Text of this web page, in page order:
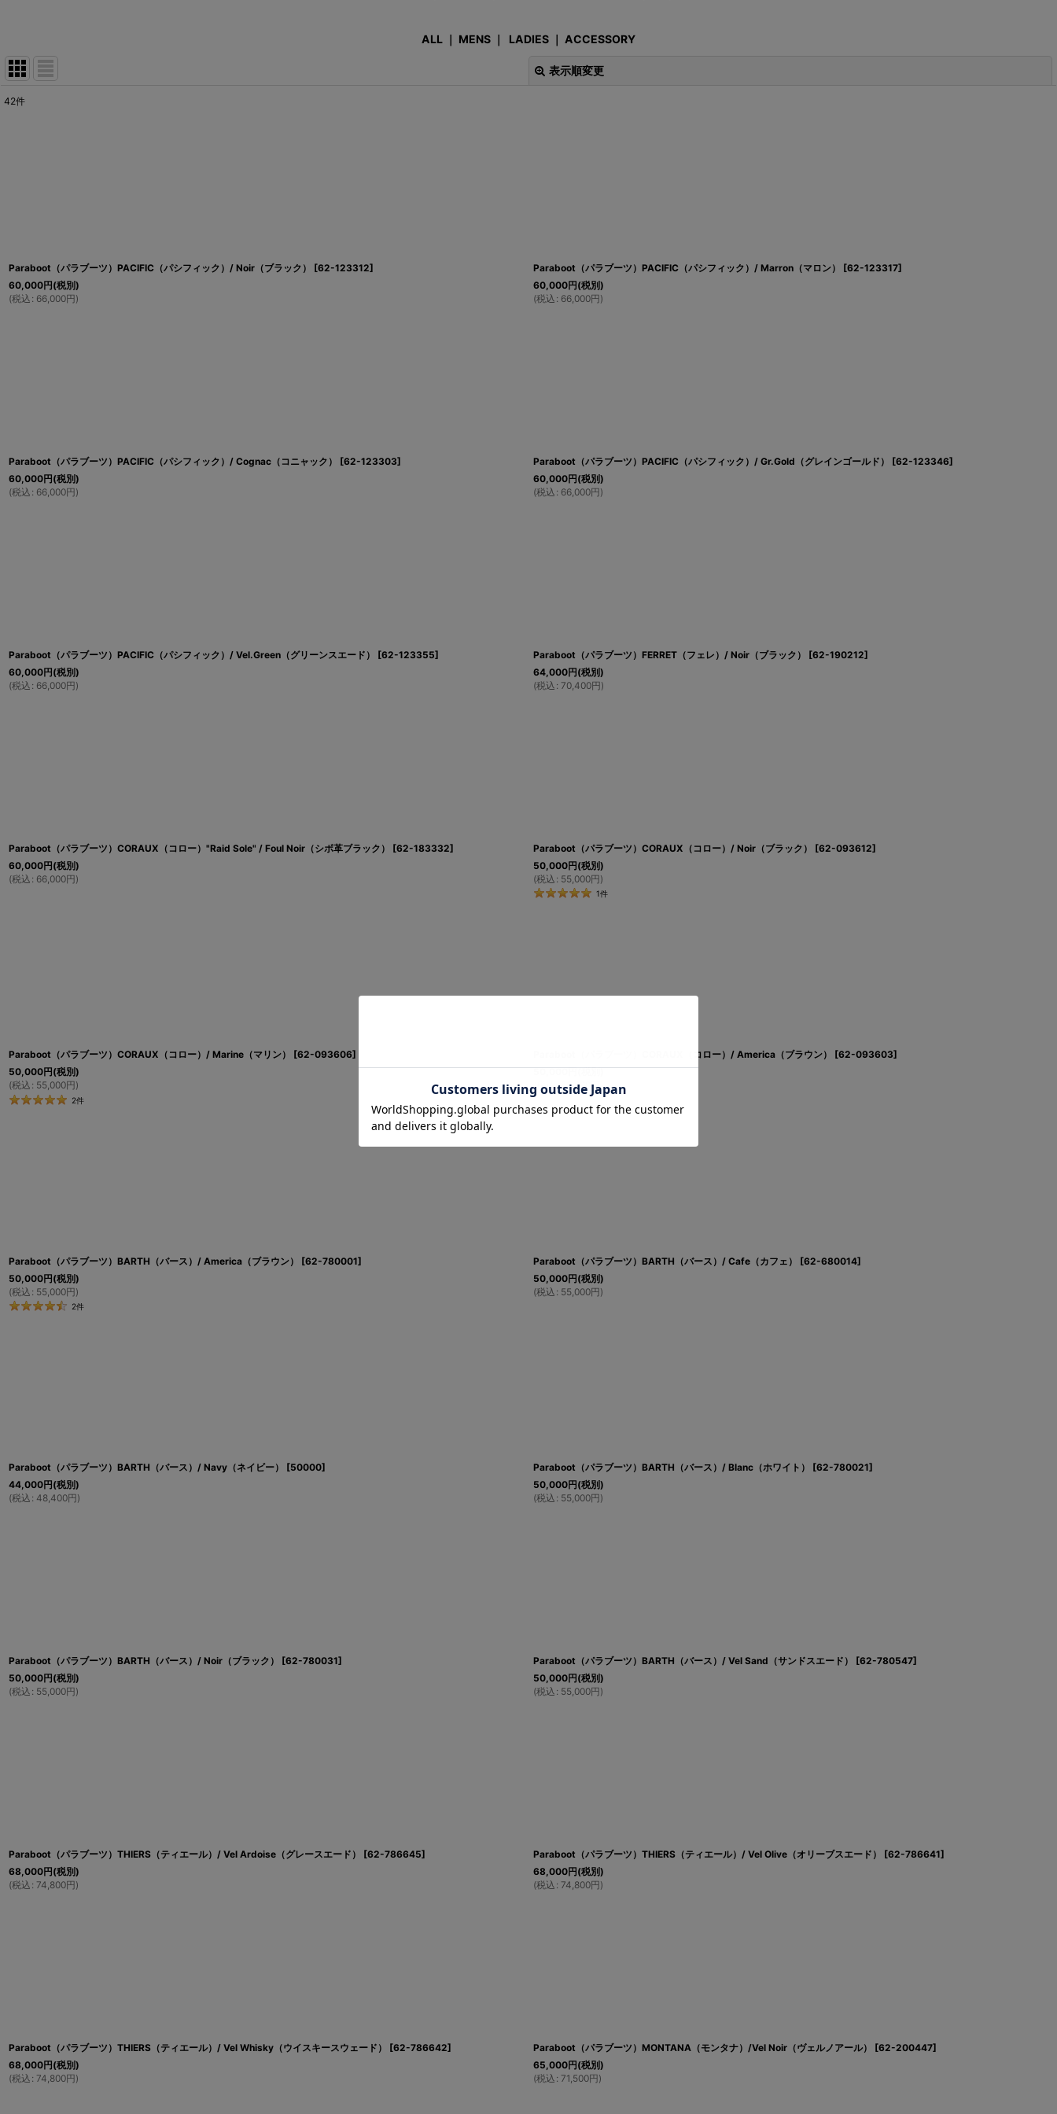
ALL ｜ MENS ｜ LADIES ｜ ACCESSORY
表示順変更
42件
Paraboot（パラブーツ）PACIFIC（パシフィック）/ Noir（ブラック） [62-123312]
60,000円(税別)
(税込 : 66,000円)
Paraboot（パラブーツ）PACIFIC（パシフィック）/ Marron（マロン） [62-123317]
60,000円(税別)
(税込 : 66,000円)
Paraboot（パラブーツ）PACIFIC（パシフィック）/ Cognac（コニャック） [62-123303]
60,000円(税別)
(税込 : 66,000円)
Paraboot（パラブーツ）PACIFIC（パシフィック）/ Gr.Gold（グレインゴールド） [62-123346]
60,000円(税別)
(税込 : 66,000円)
Paraboot（パラブーツ）PACIFIC（パシフィック）/ Vel.Green（グリーンスエード） [62-123355]
60,000円(税別)
(税込 : 66,000円)
Paraboot（パラブーツ）FERRET（フェレ）/ Noir（ブラック） [62-190212]
64,000円(税別)
(税込 : 70,400円)
Paraboot（パラブーツ）CORAUX（コロー）"Raid Sole" / Foul Noir（シボ革ブラック） [62-183332]
60,000円(税別)
(税込 : 66,000円)
Paraboot（パラブーツ）CORAUX（コロー）/ Noir（ブラック） [62-093612]
50,000円(税別)
(税込 : 55,000円)
1件
Paraboot（パラブーツ）CORAUX（コロー）/ Marine（マリン） [62-093606]
50,000円(税別)
(税込 : 55,000円)
2件
Paraboot（パラブーツ）CORAUX（コロー）/ America（ブラウン） [62-093603]
50,000円(税別)
( 税込: 55,000 円)
Paraboot（パラブーツ）BARTH（バース）/ America（ブラウン） [62-780001]
50,000円(税別)
(税込 : 55,000円)
2件
Paraboot（パラブーツ）BARTH（バース）/ Cafe（カフェ） [62-680014]
50,000円(税別)
(税込 : 55,000円)
Paraboot（パラブーツ）BARTH（バース）/ Navy（ネイビー） [50000]
44,000円(税別)
(税込 : 48,400円)
Paraboot（パラブーツ）BARTH（バース）/ Blanc（ホワイト） [62-780021]
50,000円(税別)
(税込 : 55,000円)
Paraboot（パラブーツ）BARTH（バース）/ Noir（ブラック） [62-780031]
50,000円(税別)
(税込 : 55,000円)
Paraboot（パラブーツ）BARTH（バース）/ Vel Sand（サンドスエード） [62-780547]
50,000円(税別)
(税込 : 55,000円)
Paraboot（パラブーツ）THIERS（ティエール）/ Vel Ardoise（グレースエード） [62-786645]
68,000円(税別)
(税込 : 74,800円)
Paraboot（パラブーツ）THIERS（ティエール）/ Vel Olive（オリーブスエード） [62-786641]
68,000円(税別)
(税込 : 74,800円)
Paraboot（パラブーツ）THIERS（ティエール）/ Vel Whisky（ウイスキースウェード） [62-786642]
68,000円(税別)
(税込 : 74,800円)
Paraboot（パラブーツ）MONTANA（モンタナ）/Vel Noir（ヴェルノアール） [62-200447]
65,000円(税別)
(税込 : 71,500円)